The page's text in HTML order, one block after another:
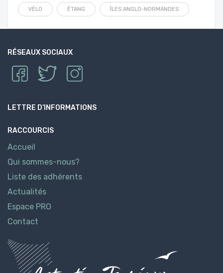
VÉLO ÉTANG ÎLES ANGLO-NORMANDES
RÉSEAUX SOCIAUX
LETTRE D’INFORMATIONS
RACCOURCIS
Accueil
Qui sommes-nous?
Liste des adhérents
Actualités
Espace PRO
Contact